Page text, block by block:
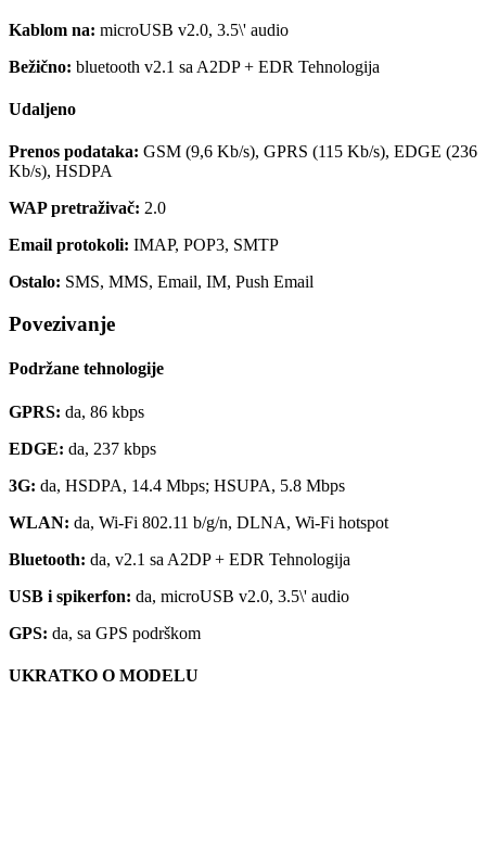
Kablom na: microUSB v2.0, 3.5\' audio
Bežično: bluetooth v2.1 sa A2DP + EDR Tehnologija
Udaljeno
Prenos podataka: GSM (9,6 Kb/s), GPRS (115 Kb/s), EDGE (236
Kb/s), HSDPA
WAP pretraživač: 2.0
Email protokoli: IMAP, POP3, SMTP
Ostalo: SMS, MMS, Email, IM, Push Email
Povezivanje
Podržane tehnologije
GPRS: da, 86 kbps
EDGE: da, 237 kbps
3G: da, HSDPA, 14.4 Mbps; HSUPA, 5.8 Mbps
WLAN: da, Wi-Fi 802.11 b/g/n, DLNA, Wi-Fi hotspot
Bluetooth: da, v2.1 sa A2DP + EDR Tehnologija
USB i spikerfon: da, microUSB v2.0, 3.5\' audio
GPS: da, sa GPS podrškom
UKRATKO O MODELU